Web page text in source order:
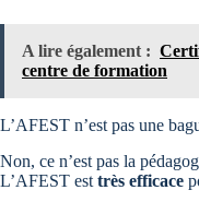
A lire également :
centre de formation
L’AFEST n’est pas une
Non, ce n’est pas la
L’AFEST est très efficace